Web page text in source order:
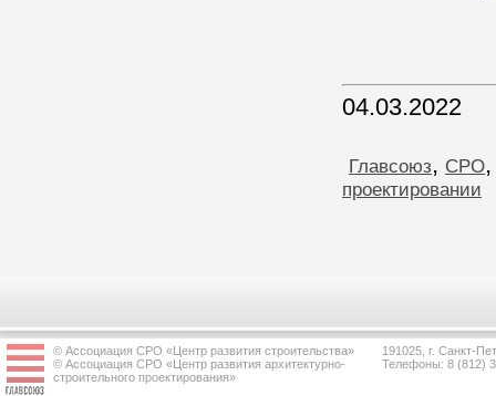
04.03.2022
Главсоюз, СРО
проектировании
© Ассоциация СРО «Центр развития строительства»
© Ассоциация СРО «Центр развития архитектурно-
строительного проектирования»
191025, г. Санкт-
Телефоны: 8 (812)